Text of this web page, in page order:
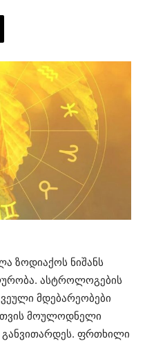
ზოდიაქოს ნიშანს
ასტროლოგების
მდებარეობები
მოულოდნელი
განვითარდეს. ფრთხილი